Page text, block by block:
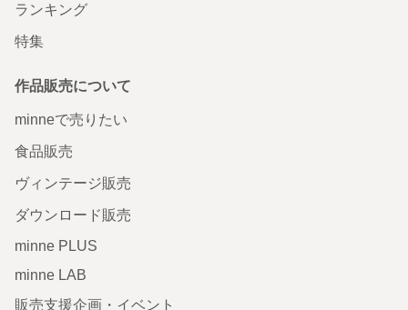
ランキング
特集
作品販売について
minneで売りたい
食品販売
ヴィンテージ販売
ダウンロード販売
minne PLUS
minne LAB
販売支援企画・イベント